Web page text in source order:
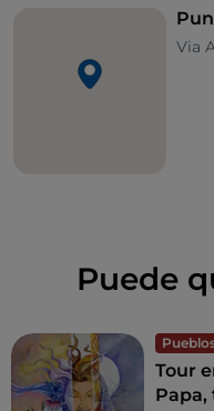
Via
Puede
Tour
Papa,